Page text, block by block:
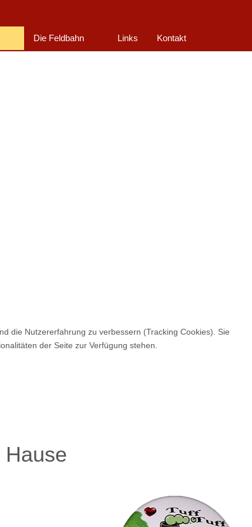
Die Feldbahn Links Kontakt
die Nutzererfahrung zu verbessern (Tracking Cookies). Sie
der Seite zur Verfügung stehen.